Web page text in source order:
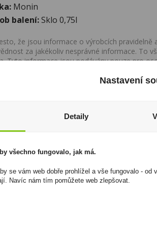
Monin
balení:Sklo 0,75l
že jsou informace o výrobcích
za jakékoliv nesprávné informace. To
Tyto informace jsou podávány pouze pro
bez předchozího souhlasu DonPealo ani
Nastavení
Detaily
všechno fungovalo, jak má.
se vám web dobře prohlížel a vše fungovalo - od
Navíc nám tím pomůžete web zlepšovat.